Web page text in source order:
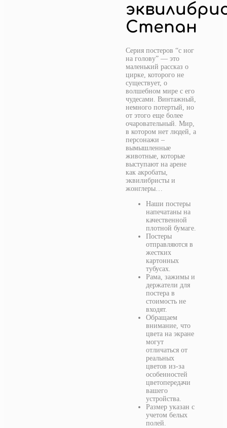
Степан
Серия постеров “с ног
на голову” — это
маленький рассказ о
цирке, которого не
существует, о
волшебном мире с его
чудесами. Винтажный,
немного потертый, но
от этого еще более
очаровательный. Мир,
в котором нет людей, а
персонажи –
вымышленные
животные, которые
выступают на арене
как акробаты,
эквилибристы и
жонглеры…
Наши постеры
напечатаны на
качественной
плотной бумаге.
Постеры
отправляются в
жестких
картонных
тубусах.
Рама, зажимы и
держатели для
постера в
стоимость не
входят.
Обращаем
внимание, что
цвета на экране
могут
отличаться от
реальных
цветов из-за
особенностей
цветопередачи
вашего
устройства.
Размер указан с
учетом белых
полей.